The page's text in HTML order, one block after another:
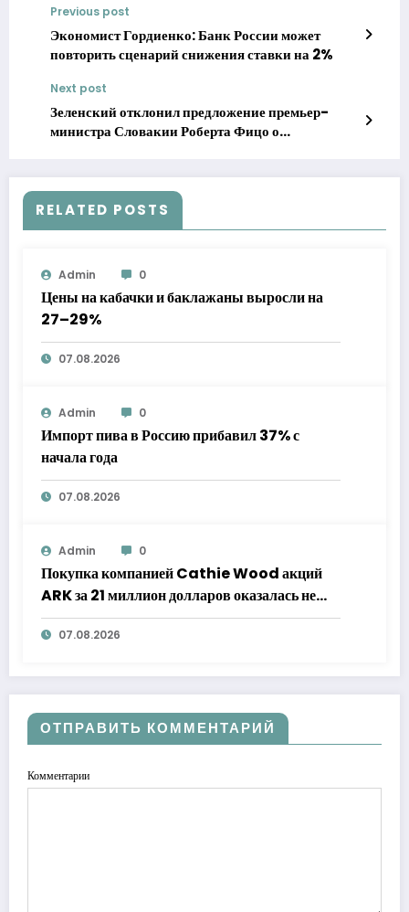
Previous post
Экономист Гордиенко: Банк России может
повторить сценарий снижения ставки на 2%
Next post
Зеленский отклонил предложение премьер-
министра Словакии Роберта Фицо о
RELATED POSTS
Admin 0
Цены на кабачки и баклажаны выросли на
27–29%
07.08.2026
Admin 0
Импорт пива в Россию прибавил 37% с
начала года
07.08.2026
Admin 0
Покупка компанией Cathie Wood акций
ARK за 21 миллион долларов оказалась не
такой оптимистичной, как казалось
07.08.2026
ОТПРАВИТЬ КОММЕНТАРИЙ
Комментарии